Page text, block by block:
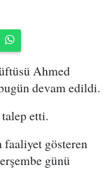
Ahmed
devam edildi.
talep etti.
faaliyet gösteren
günü